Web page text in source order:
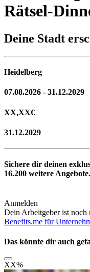
Rätsel-
Deine Stadt
Heidelberg
07.08.2026 - 31.12.2029
XX,XX€
31.12.2029
Sichere dir deinen
16.200 weitere Angebote.
Anmelden
Dein Arbeitgeber ist noch
Benefits.me für
Das könnte dir auch
XX%